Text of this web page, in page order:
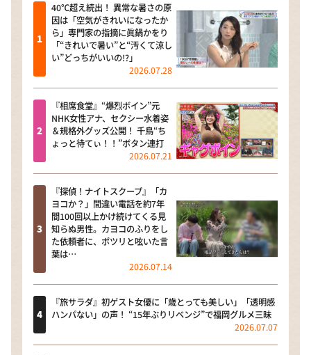
40℃超え続出！ 異常な暑さの原
因は「空気がきれいになったか
ら」専門家の指摘に眞鍋かをり
「“きれいで暑い”と“汚くて涼し
い”どっちがいいの!?」
2026.07.28
『相席食堂』“爆烈ボイン”元
NHK女性アナ、セクシー水着姿
＆規格外グッズ公開！ 千鳥“ち
ょっと待てぃ！！”ボタン連打
2026.07.21
『探偵！ナイトスクープ』「カ
ヨコか？」間違い電話を約7年
間100回以上かけ続けてくる見
知らぬ男性。カヨコのふりをし
た依頼者に、ポツリと呟いた言
葉は…
2026.07.14
『旅サラダ』初ゲスト女優に「歳とっても美しい」「透明感
ハンパない」の声！ “15年ぶりリベンジ”で福岡グルメ三昧
2026.07.07